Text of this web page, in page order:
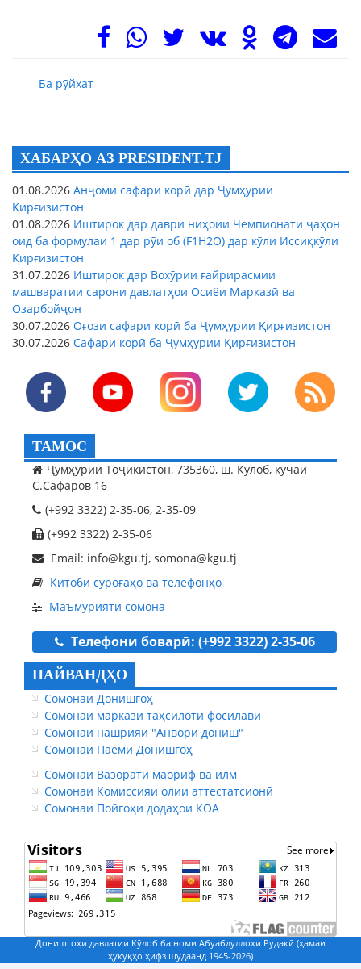
Ба рӯйхат
ХАБАРҲО АЗ PRESIDENT.TJ
01.08.2026 Анҷоми сафари корӣ дар Ҷумҳурии
Қирғизистон
01.08.2026 Иштирок дар даври ниҳоии Чемпионати ҷаҳон
оид ба формулаи 1 дар рӯи об (F1H2O) дар кӯли Иссиқкӯли
Қирғизистон
31.07.2026 Иштирок дар Вохӯрии ғайрирасмии
машваратии сарони давлатҳои Осиёи Марказӣ ва
Озарбойҷон
30.07.2026 Оғози сафари корӣ ба Ҷумҳурии Қирғизистон
30.07.2026 Сафари корӣ ба Ҷумҳурии Қирғизистон
ТАМОС
Ҷумҳурии Тоҷикистон, 735360, ш. Кӯлоб, кӯчаи
С.Сафаров 16
(+992 3322) 2-35-06, 2-35-09
(+992 3322) 2-35-06
Email: info@kgu.tj, somona@kgu.tj
Китоби суроғаҳо ва телефонҳо
Маъмурияти сомона
Телефони боварӣ: (+992 3322) 2-35-06
ПАЙВАНДҲО
Сомонаи Донишгоҳ
Сомонаи маркази таҳсилоти фосилавӣ
Сомонаи нашрияи "Анвори дониш"
Сомонаи Паёми Донишгоҳ
Сомонаи Вазорати маориф ва илм
Сомонаи Комиссияи олии аттестатсионӣ
Сомонаи Пойгоҳи додаҳои КОА
Донишгоҳи давлатии Кӯлоб ба номи Абуабдуллоҳи Рудакӣ (ҳамаи
ҳуқуқҳо ҳифз шудаанд 1945-2026)